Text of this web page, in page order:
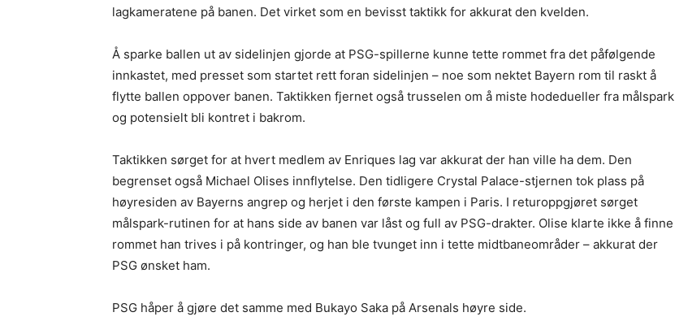
lagkameratene på banen. Det virket som en bevisst taktikk for akkurat den kvelden.
Å sparke ballen ut av sidelinjen gjorde at PSG-spillerne kunne tette rommet fra det påfølgende
innkastet, med presset som startet rett foran sidelinjen – noe som nektet Bayern rom til raskt å
flytte ballen oppover banen. Taktikken fjernet også trusselen om å miste hodedueller fra målspark
og potensielt bli kontret i bakrom.
Taktikken sørget for at hvert medlem av Enriques lag var akkurat der han ville ha dem. Den
begrenset også Michael Olises innflytelse. Den tidligere Crystal Palace-stjernen tok plass på
høyresiden av Bayerns angrep og herjet i den første kampen i Paris. I returoppgjøret sørget
målspark-rutinen for at hans side av banen var låst og full av PSG-drakter. Olise klarte ikke å finne
rommet han trives i på kontringer, og han ble tvunget inn i tette midtbaneområder – akkurat der
PSG ønsket ham.
PSG håper å gjøre det samme med Bukayo Saka på Arsenals høyre side.